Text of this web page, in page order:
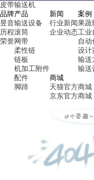
皮带输送机
品牌
昱音
历程
荣誉
产品
输送设备
滚筒
网带
柔性链
链板
机加工附件
配件
脚蹄
新闻
行业新闻
企业动态
案例
果蔬
工业
自动
设计
输送
输送
商城
天猫官方商城
京东官方商城